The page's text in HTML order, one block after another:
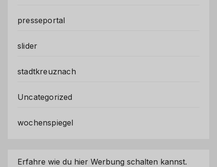
presseportal
slider
stadtkreuznach
Uncategorized
wochenspiegel
Erfahre wie du hier Werbung schalten kannst.